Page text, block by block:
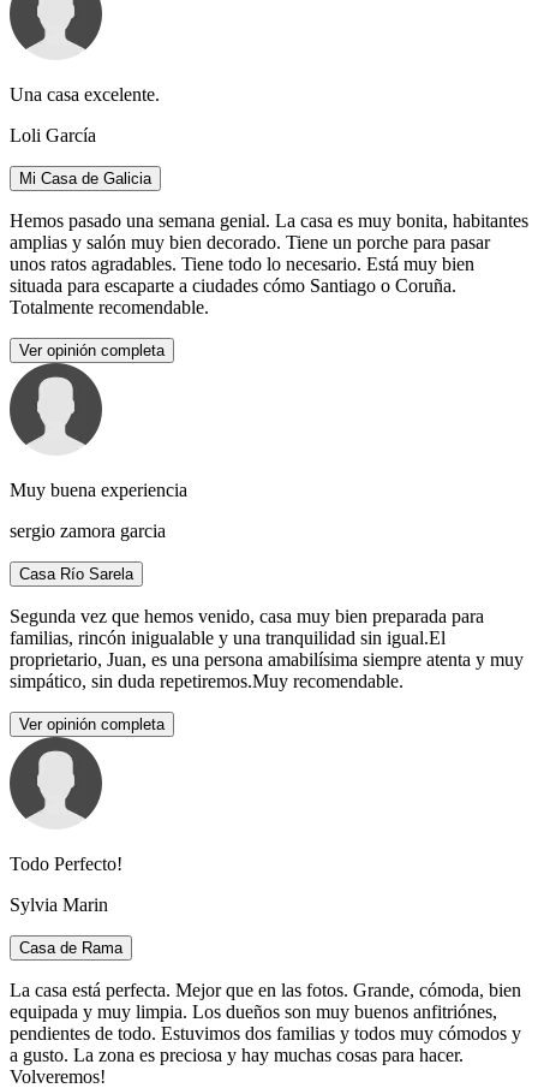
Una casa excelente.
Loli García
Mi Casa de Galicia
Hemos pasado una semana genial. La casa es muy bonita, habitantes
amplias y salón muy bien decorado. Tiene un porche para pasar
unos ratos agradables. Tiene todo lo necesario. Está muy bien
situada para escaparte a ciudades cómo Santiago o Coruña.
Totalmente recomendable.
Ver opinión completa
Muy buena experiencia
sergio zamora garcia
Casa Río Sarela
Segunda vez que hemos venido, casa muy bien preparada para
familias, rincón inigualable y una tranquilidad sin igual.El
proprietario, Juan, es una persona amabilísima siempre atenta y muy
simpático, sin duda repetiremos.Muy recomendable.
Ver opinión completa
Todo Perfecto!
Sylvia Marin
Casa de Rama
La casa está perfecta. Mejor que en las fotos. Grande, cómoda, bien
equipada y muy limpia. Los dueños son muy buenos anfitriónes,
pendientes de todo. Estuvimos dos familias y todos muy cómodos y
a gusto. La zona es preciosa y hay muchas cosas para hacer.
Volveremos!